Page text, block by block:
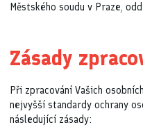
Městského soudu v Praze,
Zásady
Při zpracování Vašich
nejvyšší standardy ochrany
následující zásady: